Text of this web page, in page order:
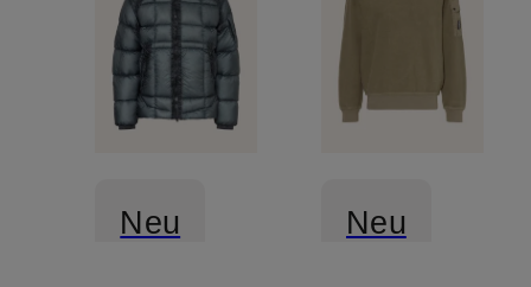
Neu Neu